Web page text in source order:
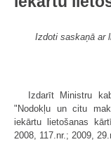
Izdoti saskaņā ar
Izdarīt Ministru
"Nodokļu un citu
iekārtu lietošanas
2008, 117.nr.; 2009,